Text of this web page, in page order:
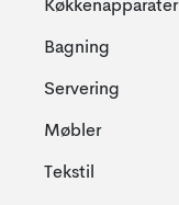
Køkkenapparater
Bagning
Servering
Møbler
Tekstil